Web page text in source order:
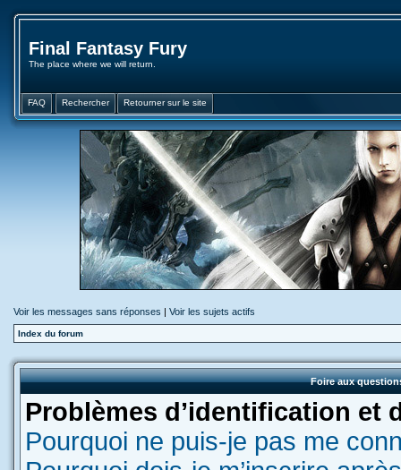
Final Fantasy Fury
The place where we will return.
FAQ Rechercher Retourner sur le site
Voir les messages sans réponses | Voir les sujets actifs
Index du forum
Foire aux
Problèmes d’identification et
Pourquoi ne puis-je pas me